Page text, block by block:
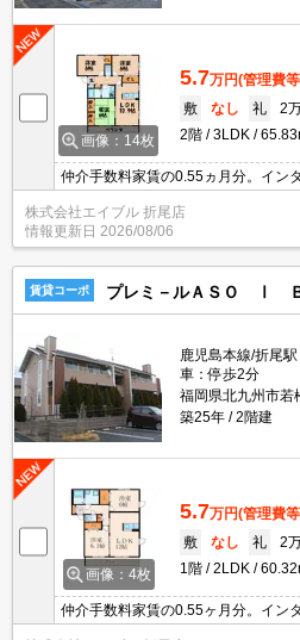
画像：14枚
5.7万円(管理費
敷
なし 礼
2
2階
3LDK
仲介手数料家賃の0.55ヵ月分。イン
株式会社エイブル 折尾店
情報更新日 2026/08/06
賃貸コーポ プレミ－ルＡＳＯ Ⅰ
鹿児島本線/折尾
車：停歩2分
福岡県北九州市若
築25年
2階建
画像：4枚
5.7万円(管理費
敷
なし 礼
2
1階
2LDK
仲介手数料家賃の0.55ヶ月分。イン
あり。駐車場2台目月5,500円。キッ